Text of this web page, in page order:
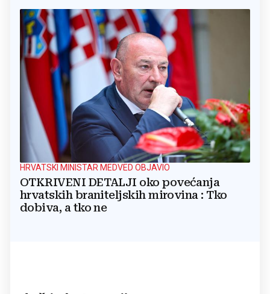
HRVATSKI MINISTAR MEDVED OBJAVIO
OTKRIVENI DETALJI oko povećanja
hrvatskih braniteljskih mirovina : Tko
dobiva, a tko ne